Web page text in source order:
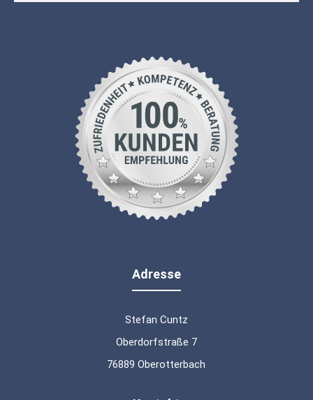
Adresse
Stefan Cuntz
Oberdorfstraße 7
76889 Oberotterbach